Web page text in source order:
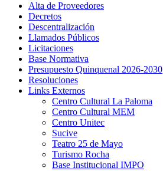
Alta de Proveedores
Decretos
Descentralización
Llamados Públicos
Licitaciones
Base Normativa
Presupuesto Quinquenal 2026-2030
Resoluciones
Links Externos
Centro Cultural La Paloma
Centro Cultural MEM
Centro Unitec
Sucive
Teatro 25 de Mayo
Turismo Rocha
Base Institucional IMPO